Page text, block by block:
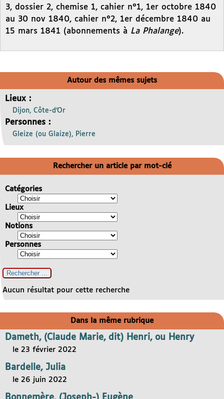
3, dossier 2, chemise 1, cahier n°1, 1er octobre 1840
au 30 nov 1840, cahier n°2, 1er décembre 1840 au
15 mars 1841 (abonnements à La Phalange).
Autour des mêmes sujets
Lieux :
Dijon, Côte-d’Or
Personnes :
Gleize (ou Glaize), Pierre
Rechercher un article par mot-clé
Catégories
Lieux
Notions
Personnes
Aucun résultat pour cette recherche
Dans la même rubrique
Dameth, (Claude Marie, dit) Henri, ou Henry
le 23 février 2022
Bardelle, Julia
le 26 juin 2022